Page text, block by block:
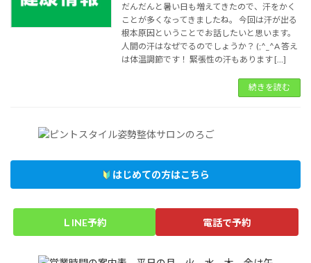
だんだんと暑い日も増えてきたので、汗をかく
ことが多くなってきましたね。 今回は汗が出る
根本原因ということでお話したいと思います。
人間の汗はなぜでるのでしょうか？ (;^_^A 答え
は体温調節です！ 緊張性の汗もあります […]
続きを読む
はじめての方はこちら
ＬINE予約 電話で予約